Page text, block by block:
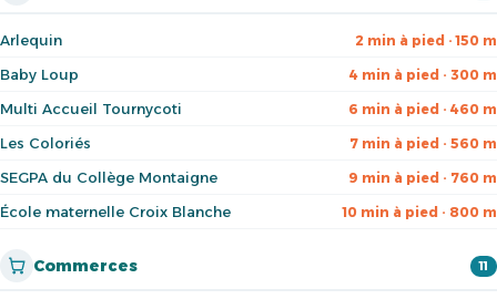
Arlequin 2 min à pied · 150 m
Baby Loup 4 min à pied · 300 m
Multi Accueil Tournycoti 6 min à pied · 460 m
Les Coloriés 7 min à pied · 560 m
SEGPA du Collège Montaigne 9 min à pied · 760 m
École maternelle Croix Blanche 10 min à pied · 800 m
Commerces 11